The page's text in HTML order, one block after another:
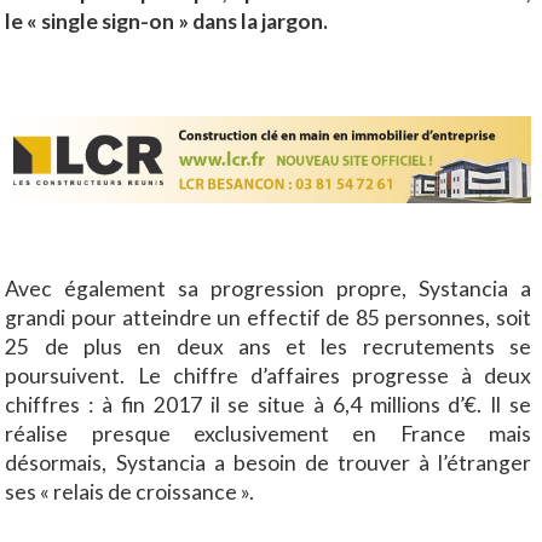
le « single sign-on » dans la jargon.
Avec également sa progression propre, Systancia a
grandi pour atteindre un effectif de 85 personnes, soit
25 de plus en deux ans et les recrutements se
poursuivent. Le chiffre d’affaires progresse à deux
chiffres : à fin 2017 il se situe à 6,4 millions d’€. Il se
réalise presque exclusivement en France mais
désormais, Systancia a besoin de trouver à l’étranger
ses « relais de croissance ».